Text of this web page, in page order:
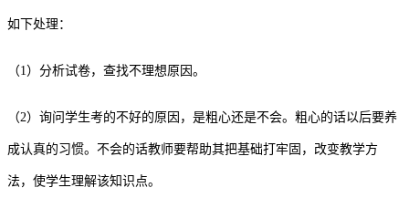
如下处理：
（1）分析试卷，查找不理想原因。
（2）询问学生考的不好的原因，是粗心还是不会。粗心的话以后要养
成认真的习惯。不会的话教师要帮助其把基础打牢固，改变教学方
法，使学生理解该知识点。